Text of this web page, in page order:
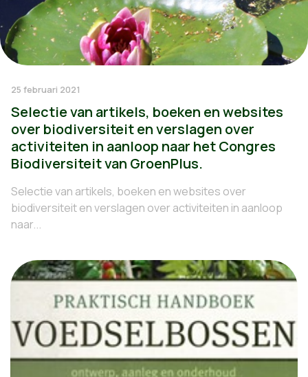
25 februari 2021
Selectie van artikels, boeken en websites
over biodiversiteit en verslagen over
activiteiten in aanloop naar het Congres
Biodiversiteit van GroenPlus.
Selectie van artikels, boeken en websites over
biodiversiteit en verslagen over activiteiten in aanloop
naar...